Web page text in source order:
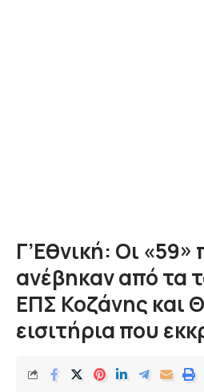
Γ’Εθνική: Οι
ανέβηκαν από τα
ΕΠΣ Κοζάνης και
εισιτήρια που